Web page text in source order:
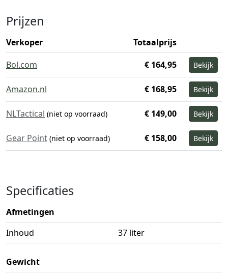
Prijzen
Verkoper
Totaalprijs
Bol.com
€ 164,95 Bekijk
Amazon.nl € 168,95 Bekijk
NLTactical (niet op voorraad) € 149,00 Bekijk
Gear Point (niet op voorraad) € 158,00 Bekijk
Specificaties
Afmetingen
Inhoud
37 liter
Gewicht